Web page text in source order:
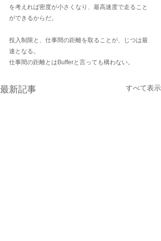
を考えれば密度が小さくなり、最高速度で走ること
ができるからだ。
投入制限と、仕事間の距離を取ることが、じつは最
速となる。
仕事間の距離とはBufferと言っても構わない。
最新記事 すべて表示